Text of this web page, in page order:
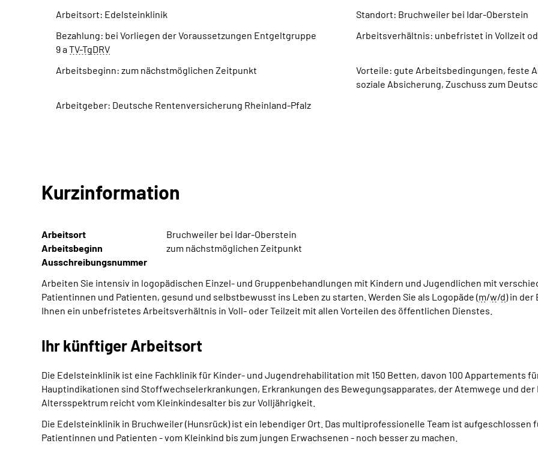
Arbeitsort: Edelsteinklinik
Standort: Bruchweiler bei Idar-Oberstein
Bezahlung: bei Vorliegen der Voraussetzungen Entgeltgruppe
9 aTV-TgDRV
Arbeitsverhältnis: unbefristet in Vollzeit
Arbeitsbeginn: zum nächstmöglichen Zeitpunkt
Vorteile: gute Arbeitsbedingungen, feste
soziale Absicherung, Zuschuss zum
Arbeitgeber: Deutsche Rentenversicherung Rheinland-Pfalz
Kurzinformation
Arbeitsort
Bruchweiler bei Idar-Oberstein
Arbeitsbeginn
zum nächstmöglichen Zeitpunkt
Ausschreibungsnummer
Arbeiten Sie intensiv in logopädischen Einzel- und Gruppenbehandlungen mit Kindern und Jugendlichen mit
Patientinnen und Patienten, gesund und selbstbewusst ins Leben zu starten. Werden Sie als Logopäde (m/w/d) in der
Ihnen ein unbefristetes Arbeitsverhältnis in Voll- oder Teilzeit mit allen Vorteilen des öffentlichen Dienstes.
Ihr künftiger Arbeitsort
Die Edelsteinklinik ist eine Fachklinik für Kinder- und Jugendrehabilitation mit 150 Betten, davon 100 Appartements
Hauptindikationen sind Stoffwechselerkrankungen, Erkrankungen des Bewegungsapparates, der Atemwege und
Altersspektrum reicht vom Kleinkindesalter bis zur Volljährigkeit.
Die Edelsteinklinik in Bruchweiler (Hunsrück) ist ein lebendiger Ort. Das multiprofessionelle Team ist aufgeschlossen
Patientinnen und Patienten - vom Kleinkind bis zum jungen Erwachsenen - noch besser zu machen.